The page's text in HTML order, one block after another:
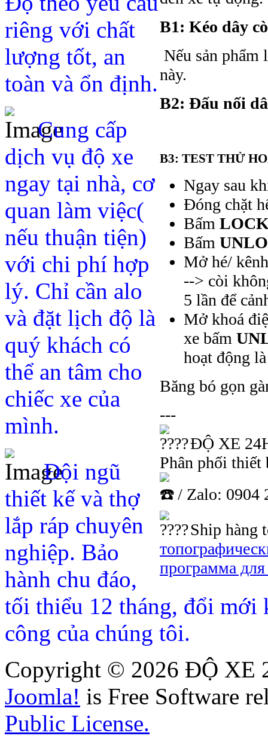
B1: Kéo dây
Nếu sản
này.
B2: Đấu nối
B3: TEST THỬ
Ngay sau
Đóng chặt
Bấm
Bấm
Mở hé/
--> còi
5 lần để
Mở khoá
xe bấm
hoạt động
Băng bó gọn
---
ĐỘ XE
Phân phối
/ Zalo: 0904
Ship hàng
программа
riêng với chất
lượng tốt, an
toàn và ổn định.
Cung cấp
dịch vụ độ xe
ngay tại nhà, cơ
quan làm việc(
nếu thuận tiện)
với chi phí hợp
lý. Chỉ cần alo
và đặt lịch độ là
quý khách có
thể an tâm cho
chiếc xe của
mình.
Đội ngũ
thiết kế và thợ
lắp ráp chuyên
nghiệp. Bảo
hành chu đáo,
tối thiểu 12 tháng, đổi
công của chúng tôi.
Copyright © 2026 ĐỘ XE
Joomla! is Free Software
Public License.